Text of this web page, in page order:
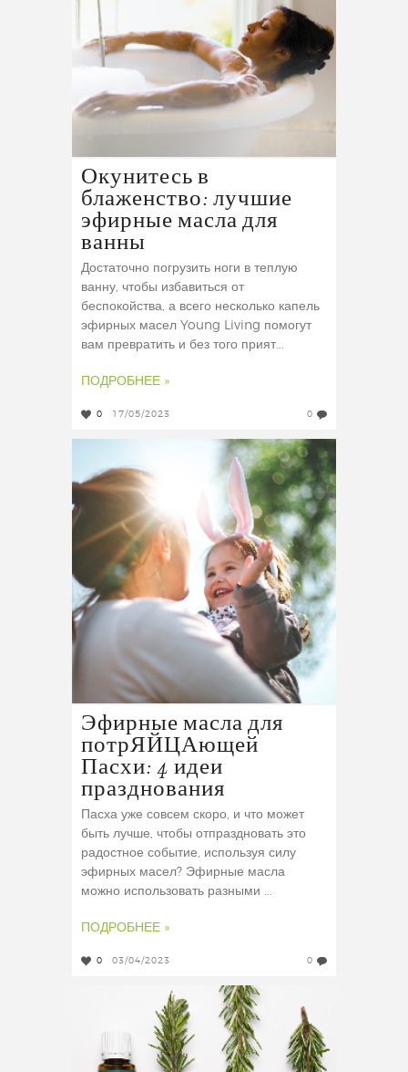
Окунитесь в
блаженство: лучшие
эфирные масла для
ванны
Достаточно погрузить ноги в теплую
ванну, чтобы избавиться от
беспокойства, а всего несколько капель
эфирных масел Young Living помогут
вам превратить и без того прият...
ПОДРОБНЕЕ »
0 17/05/2023 0
Эфирные масла для
потрЯЙЦАющей
Пасхи: 4 идеи
празднования
Пасха уже совсем скоро, и что может
быть лучше, чтобы отпраздновать это
радостное событие, используя силу
эфирных масел? Эфирные масла
можно использовать разными ...
ПОДРОБНЕЕ »
0 03/04/2023 0